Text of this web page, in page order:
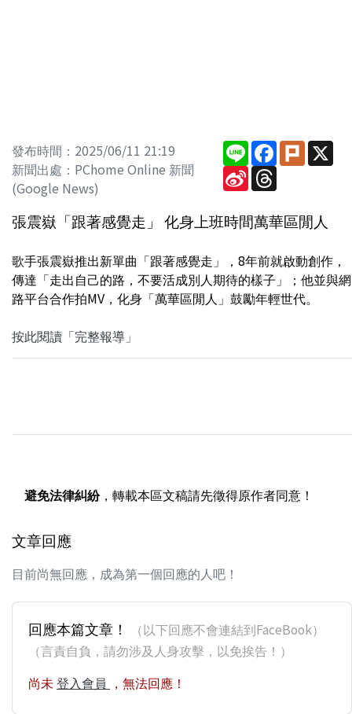
發布時間：2025/06/11 21:19
新聞出處：PChome Online 新聞
(Google News)
LineFacebook
PlurkX
Sina
Weibo
Threads
張震嶽「跟著感覺走」 化身上班時間萬華區閒人
歌手張震嶽推出新單曲「跟著感覺走」，8年前就啟動創作，
傳達「走出自己的路，不要活成別人期待的樣子」；他並與網
路平台合作拍MV，化身「萬華區閒人」鼓勵年輕世代。
按此閱讀「完整報導」
避免法律糾紛，轉載本區文稿請先徵得原作者同意！
文章回應
目前尚無回應，成為第一個回應的人吧！
回應本篇文章！
（以下回應不會連結到FaceBook）
（言責自負，請勿涉及人身攻擊，以免挨告！）
尚未 登入會員 ，無法回應！